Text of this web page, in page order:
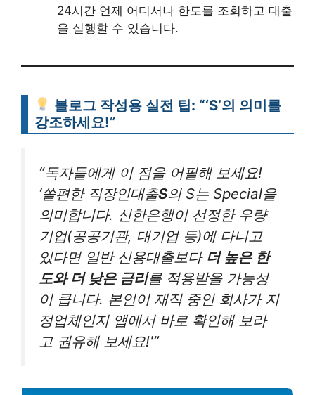
24시간 언제 어디서나 한도를 조회하고 대출
을 실행할 수 있습니다.
블로그 작성용 실전 팁: “‘S’의 의미를
강조하세요!”
“독자들에게 이 점을 어필해 보세요!
‘쏠편한 직장인대출S의 S는 Special을
의미합니다. 신한은행이 선정한 우량
기업(공공기관, 대기업 등)에 다니고
있다면 일반 신용대출보다 더 높은 한
도와 더 낮은 금리를 적용받을 가능성
이 큽니다. 본인이 재직 중인 회사가 지
정업체인지 앱에서 바로 확인해 보라
고 권유해 보세요!'”